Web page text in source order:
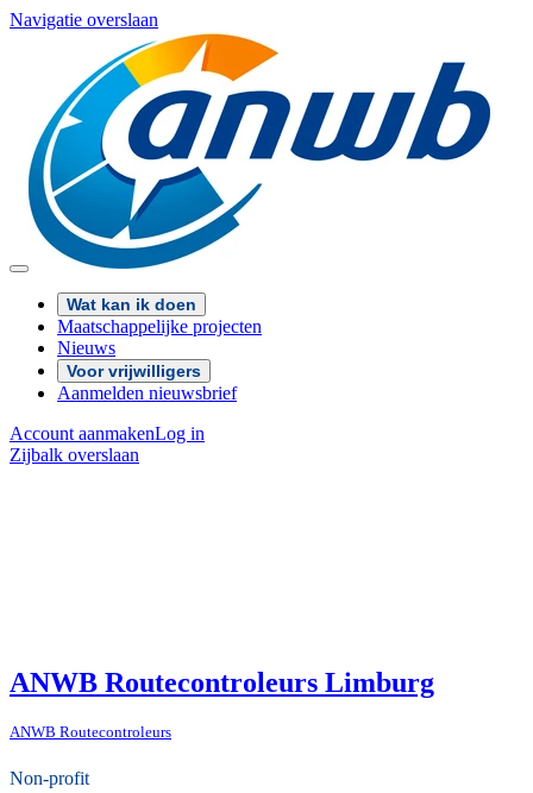
Navigatie overslaan
Wat kan ik doen
Maatschappelijke projecten
Nieuws
Voor vrijwilligers
Aanmelden nieuwsbrief
Account aanmakenLog in
Zijbalk overslaan
ANWB Routecontroleurs Limburg
ANWB Routecontroleurs
Non-profit